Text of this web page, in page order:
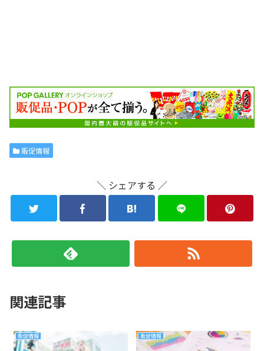
販促情報
＼ シェアする ／
関連記事
販促情報 販促情報